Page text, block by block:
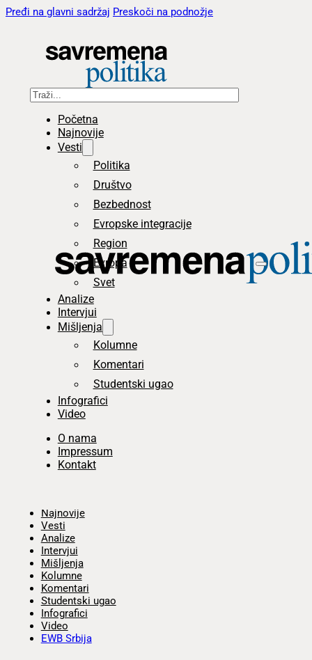
Pređi na glavni sadržaj Preskoči na podnožje
Pretraga
Početna
Najnovije
Vesti
Politika
Društvo
Bezbednost
Evropske integracije
Region
Evropa
Svet
Analize
Intervjui
Mišljenja
Kolumne
Komentari
Studentski ugao
Infografici
Video
O nama
Impressum
Kontakt
Najnovije
Vesti
Analize
Intervjui
Mišljenja
Kolumne
Komentari
Studentski ugao
Infografici
Video
EWB Srbija